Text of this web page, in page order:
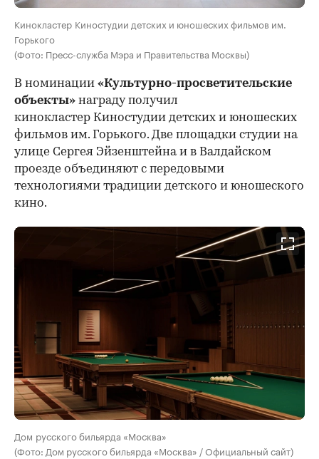
Кинокластер Киностудии детских и юношеских фильмов им.
Горького
(Фото: Пресс-служба Мэра и Правительства Москвы)
В номинации «Культурно-просветительские
объекты» награду получил
кинокластер Киностудии детских и юношеских
фильмов им. Горького. Две площадки студии на
улице Сергея Эйзенштейна и в Валдайском
проезде объединяют с передовыми
технологиями традиции детского и юношеского
кино.
Дом русского бильярда «Москва»
(Фото: Дом русского бильярда «Москва» / Официальный сайт)